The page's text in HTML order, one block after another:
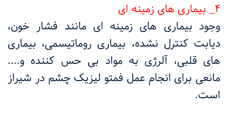
۴_ بیماری های زمینه ای
وجود بیماری های زمینه ای مانند فشار خون،
دیابت کنترل نشده، بیماری روماتیسمی، بیماری
های قلبی، آلرژی به مواد بی حس کننده و....
مانعی برای انجام عمل فمتو لیزیک چشم در شیراز
است.